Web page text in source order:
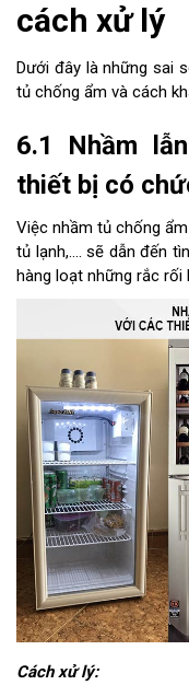
cách xử lý
Dưới đây là những sai
tủ chống ẩm và cách
6.1 Nhầm
thiết bị có
Việc nhầm tủ chống
tủ lạnh,.... sẽ dẫn đến
hàng loạt những rắc rối
Cách xử lý: